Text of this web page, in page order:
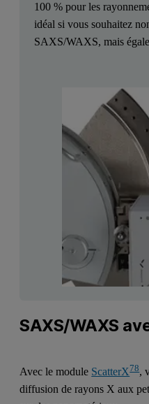
100 % pour les
idéal si vous souhaitez
SAXS/WAXS, mais
SAXS/WAXS
Avec le module ScatterX78,
diffusion de rayons X aux